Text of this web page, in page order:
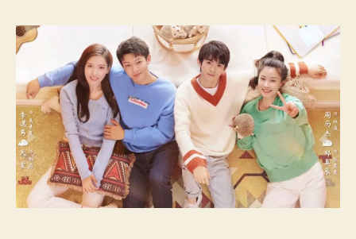
r
d
o
s
t
d
e
p
u
l
i
c
a
ç
ã
C
s
e
r
T
o
Y
u